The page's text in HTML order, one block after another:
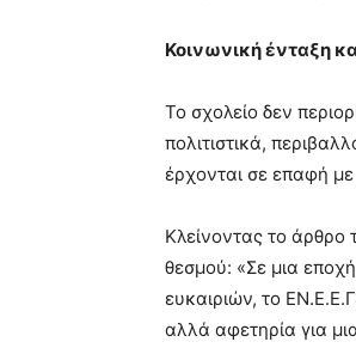
Κοινωνική ένταξη
Το σχολείο δεν
πολιτιστικά,
έρχονται σε επαφή
Κλείνοντας το άρθρο
θεσμού: «Σε μια
ευκαιριών, το
αλλά αφετηρία για